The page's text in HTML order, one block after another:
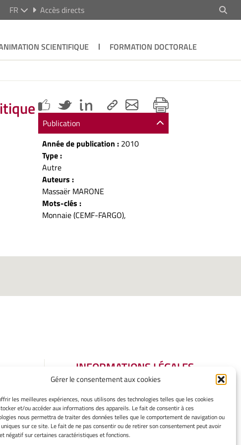
Gérer le consentement aux cookies
les meilleures expériences, nous utilisons des technologies telles que les cookies
et/ou accéder aux informations des appareils. Le fait de consentir à ces
nous permettra de traiter des données telles que le comportement de navigation ou
sur ce site. Le fait de ne pas consentir ou de retirer son consentement peut avoir
négatif sur certaines caractéristiques et fonctions.
FR Accès directs
SCIENTIFIQUE
FORMATION DOCTORALE
Publication
Année de publication : 2010
Type :
Autre
Auteurs :
Massaër MARONE
Mots-clés :
Monnaie (CEMF-FARGO),
INFORMATIONS LÉGALES
Mentions légales
Politique de cookies
Déclaration de confidentialité
Avertissement